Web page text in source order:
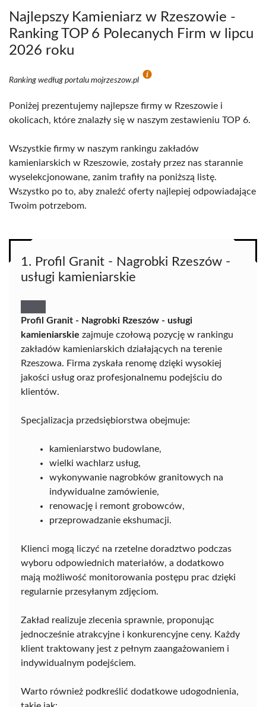
Najlepszy Kamieniarz w Rzeszowie -
Ranking TOP 6 Polecanych Firm w lipcu
2026 roku
Ranking według portalu mojrzeszow.pl
Poniżej prezentujemy najlepsze firmy w Rzeszowie i
okolicach, które znalazły się w naszym zestawieniu TOP 6.
Wszystkie firmy w naszym rankingu zakładów
kamieniarskich w Rzeszowie, zostały przez nas starannie
wyselekcjonowane, zanim trafiły na poniższą listę.
Wszystko po to, aby znaleźć oferty najlepiej odpowiadające
Twoim potrzebom.
1. Profil Granit - Nagrobki Rzeszów -
usługi kamieniarskie
Profil Granit - Nagrobki Rzeszów - usługi
kamieniarskie zajmuje czołową pozycję w rankingu
zakładów kamieniarskich działających na terenie
Rzeszowa. Firma zyskała renomę dzięki wysokiej
jakości usług oraz profesjonalnemu podejściu do
klientów.
Specjalizacja przedsiębiorstwa obejmuje:
kamieniarstwo budowlane,
wielki wachlarz usług,
wykonywanie nagrobków granitowych na
indywidualne zamówienie,
renowację i remont grobowców,
przeprowadzanie ekshumacji.
Klienci mogą liczyć na rzetelne doradztwo podczas
wyboru odpowiednich materiałów, a dodatkowo
mają możliwość monitorowania postępu prac dzięki
regularnie przesyłanym zdjęciom.
Zakład realizuje zlecenia sprawnie, proponując
jednocześnie atrakcyjne i konkurencyjne ceny. Każdy
klient traktowany jest z pełnym zaangażowaniem i
indywidualnym podejściem.
Warto również podkreślić dodatkowe udogodnienia,